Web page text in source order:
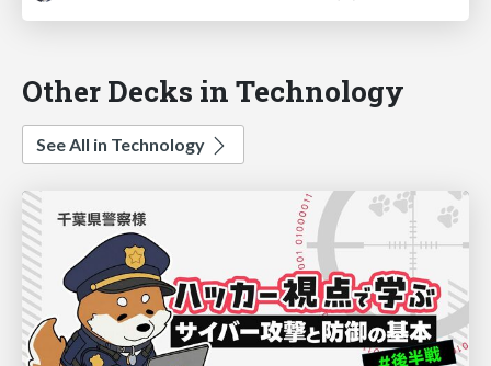
Other Decks in Technology
See All in Technology